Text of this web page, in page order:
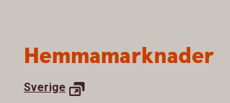
Hemmamarknader
Sverige